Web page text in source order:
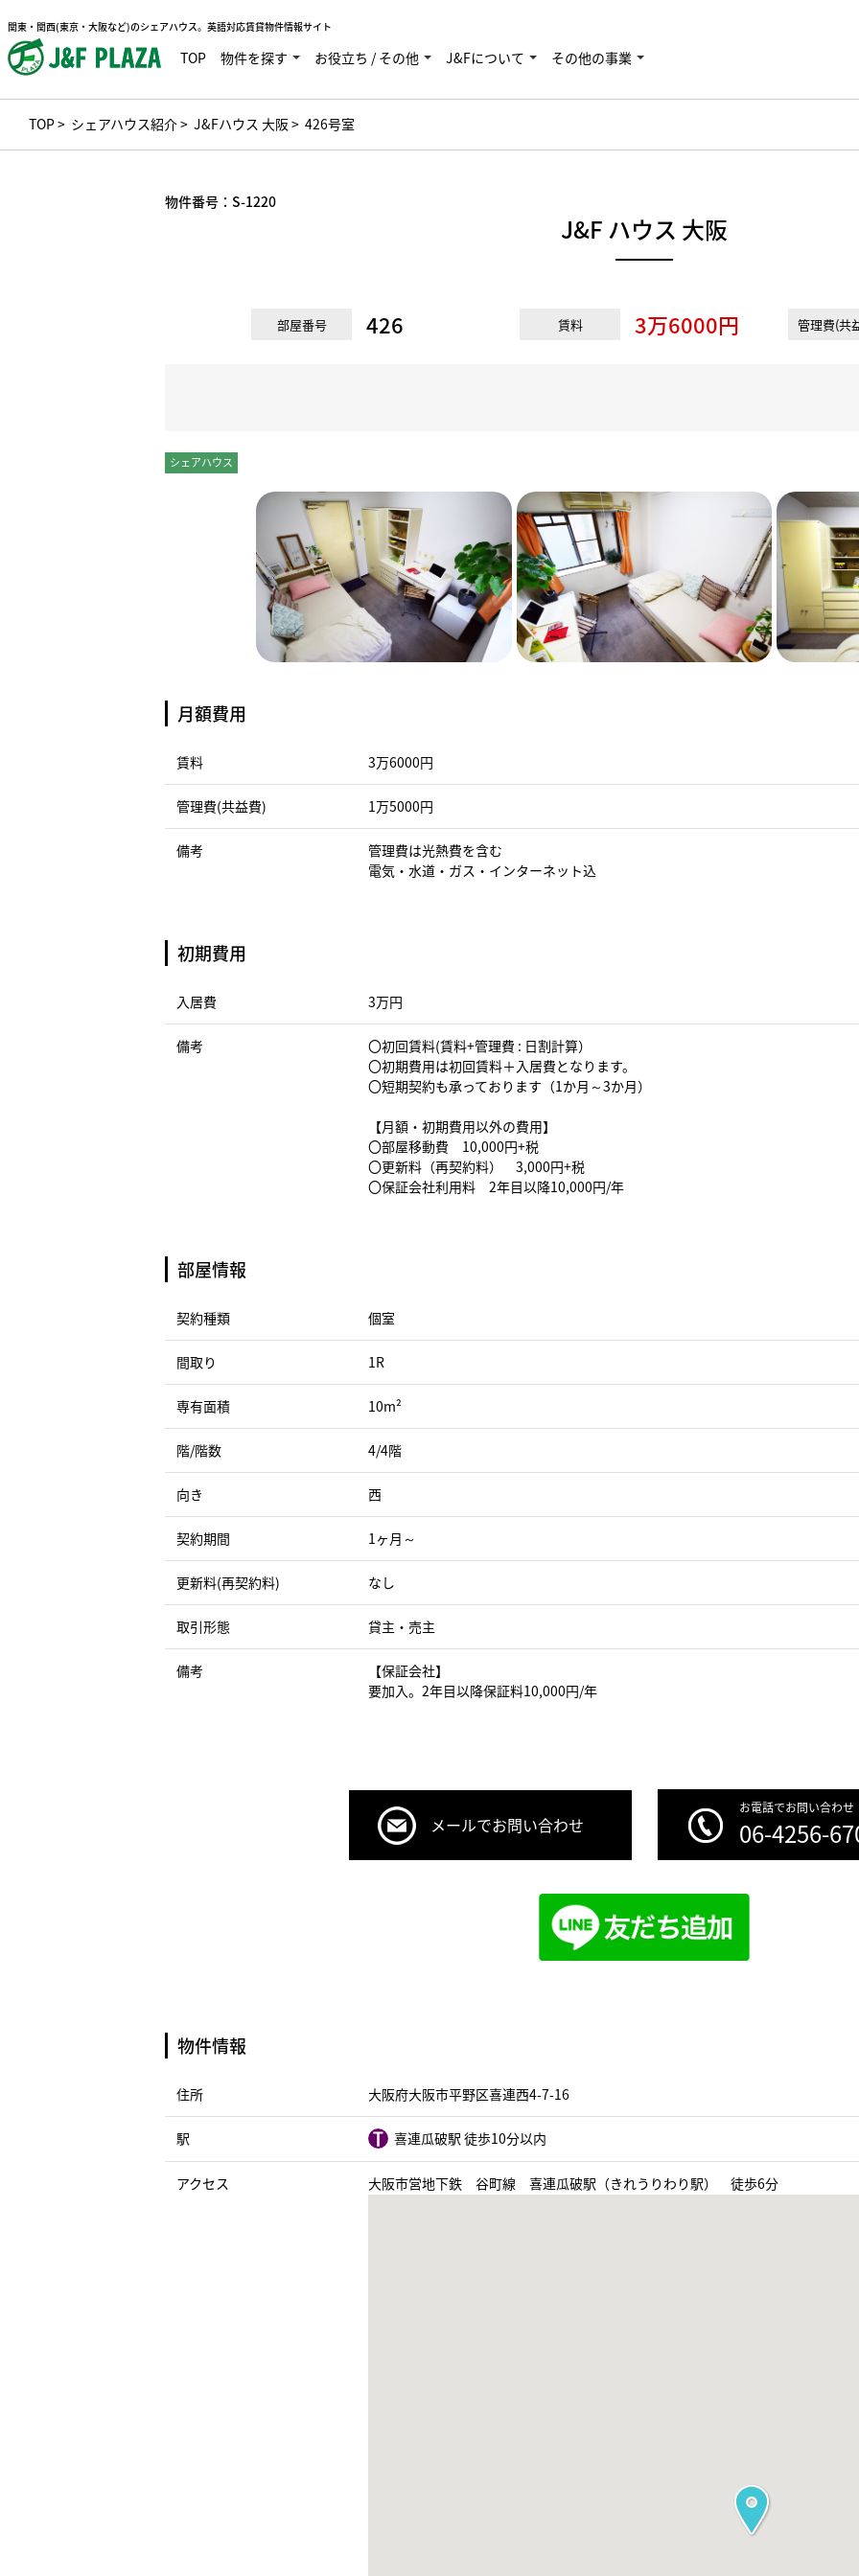
関東・関西(東京・大阪など)のシェアハウス。英語対応賃貸物件情報サイト
TOP 物件を探す お役立ち / その他 J&Fについて その他の事業
TOP> シェアハウス紹介> J&Fハウス 大阪> 426号室
物件番号： S-1220
J&F ハウス 大阪
部屋番号 426 賃料 3万6000円 管理費(共
シェアハウス
月額費用
賃料 3万6000円
管理費(共益費) 1万5000円
備考
管理費は光熱費を含む
電気・水道・ガス・インターネット込
初期費用
入居費 3万円
備考
〇初回賃料(賃料+管理費 : 日割計算）
〇初期費用は初回賃料＋入居費となります。
〇短期契約も承っております（1か月～3か月）
【月額・初期費用以外の費用】
〇部屋移動費 10,000円+税
〇更新料（再契約料） 3,000円+税
〇保証会社利用料 2年目以降10,000円/年
部屋情報
契約種類 個室
間取り 1R
専有面積 10m²
階/階数 4/4階
向き 西
契約期間 1ヶ月～
更新料(再契約料) なし
取引形態 貸主・売主
備考
【保証会社】
要加入。2年目以降保証料10,000円/年
メールでお問い合わせ
お電話でお問い合わせ
06-4256-
物件情報
住所 大阪府大阪市平野区喜連西4-7-16
駅 喜連瓜破駅 徒歩10分以内
アクセス 大阪市営地下鉄 谷町線 喜連瓜破駅（きれうりわり駅） 徒歩6分